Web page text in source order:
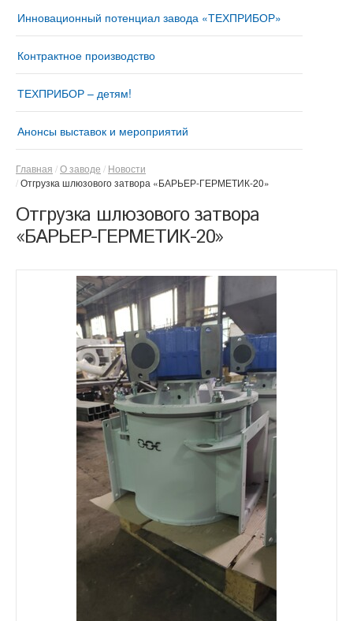
Инновационный потенциал завода «ТЕХПРИБОР»
Контрактное производство
ТЕХПРИБОР – детям!
Анонсы выставок и мероприятий
Главная О заводе
Новости
Отгрузка шлюзового затвора «БАРЬЕР-ГЕРМЕТИК-20»
Отгрузка шлюзового затвора
«БАРЬЕР-ГЕРМЕТИК-20»